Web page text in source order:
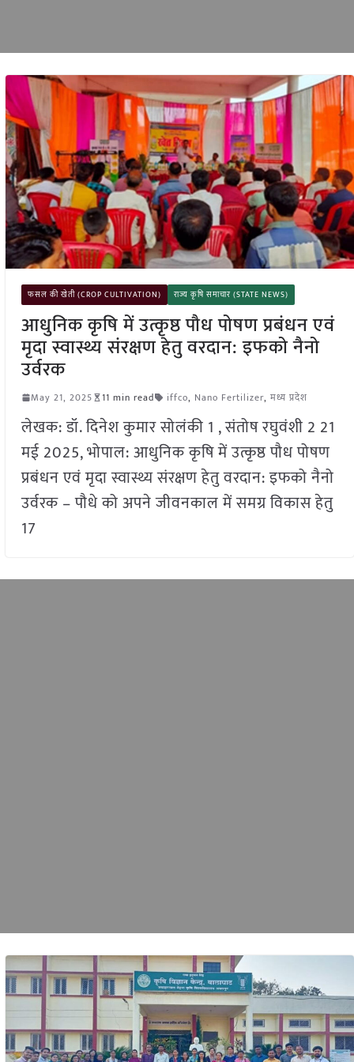
फसल की खेती (CROP CULTIVATION) राज्य कृषि समाचार (STATE NEWS)
आधुनिक कृषि में उत्कृष्ठ पौध पोषण प्रबंधन एवं
मृदा स्वास्थ्य संरक्षण हेतु वरदान: इफको नैनो
उर्वरक
May 21, 2025 11 min read iffco, Nano Fertilizer, मध्य प्रदेश
लेखक: डॉ. दिनेश कुमार सोलंकी 1 , संतोष रघुवंशी 2 21
मई 2025, भोपाल: आधुनिक कृषि में उत्कृष्ठ पौध पोषण
प्रबंधन एवं मृदा स्वास्थ्य संरक्षण हेतु वरदान: इफको नैनो
उर्वरक – पौधे को अपने जीवनकाल में समग्र विकास हेतु
17